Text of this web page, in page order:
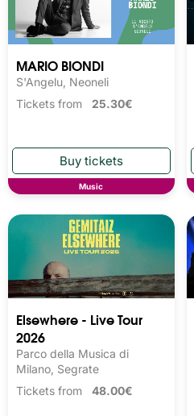
MARIO BIONDI
S'Angelu, Neoneli
Tickets from 25.30€
Music
Elsewhere - Live Tour
2026
Parco della Musica di
Milano, Segrate
Tickets from 48.00€